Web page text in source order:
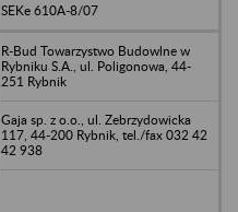
SEKe 610A-8/07
R-Bud Towarzystwo Budowlne w
Rybniku S.A., ul. Poligonowa, 44-
251 Rybnik
Gaja sp. z o.o., ul. Zebrzydowicka
117, 44-200 Rybnik, tel./fax 032 42
42 938